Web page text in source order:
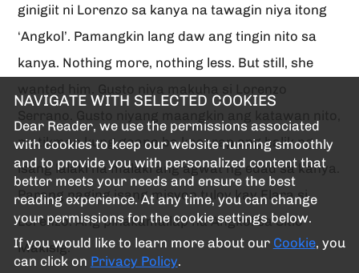
NAVIGATE WITH SELECTED COOKIES
Dear Reader, we use the permissions associated
with cookies to keep our website running smoothly
and to provide you with personalized content that
better meets your needs and ensure the best
reading experience. At any time, you can change
your permissions for the cookie settings below.
If you would like to learn more about our Cookie, you
can click on Privacy Policy.
ginigiit ni Lorenzo sa kanya na tawagin niya itong
‘Angkol’. Pamangkin lang daw ang tingin nito sa
kanya. Nothing more, nothing less. But still, she
matikman kung gaano ba kasarap ang halik ng
isang lalaki na malaki ang agwat ng edad sa kanya.
Parang naging isang misyon tuloy kay Elara si
Lorenzo. Ang pinakamailap na Angkol sa Sitio
Makisig.